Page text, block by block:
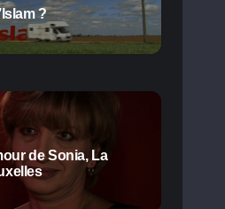
?
de Sonia, La